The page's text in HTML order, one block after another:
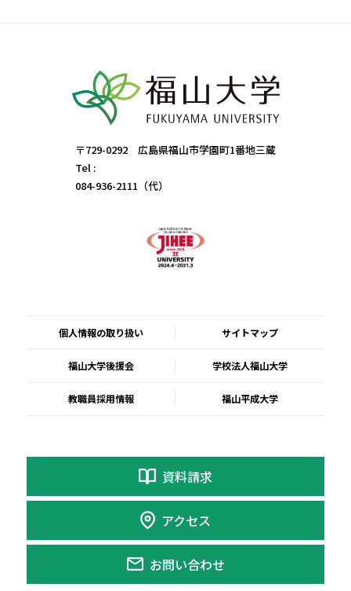
〒729-0292 広島県福山市学園町1番地三蔵
Tel :
084-936-2111（代）
個人情報の取り扱い サイトマップ
福山大学後援会 学校法人福山大学
教職員採用情報 福山平成大学
資料請求
アクセス
お問い合わせ